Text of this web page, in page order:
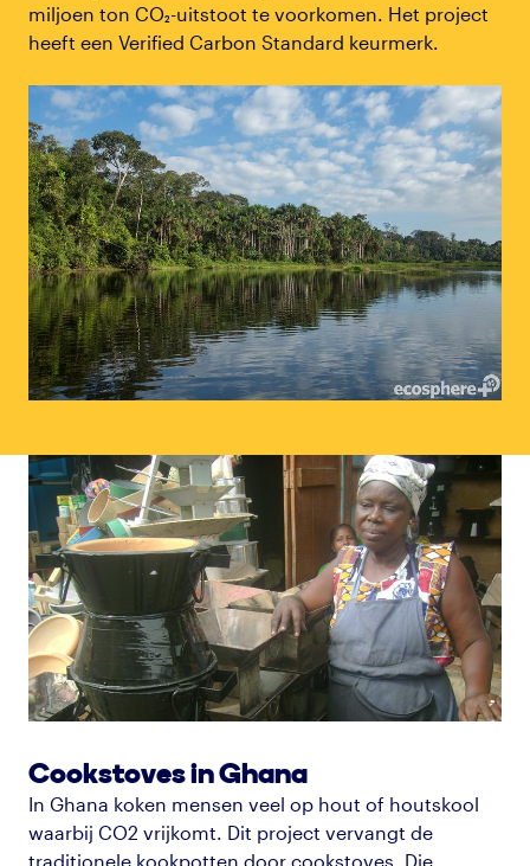
miljoen ton CO₂-uitstoot te voorkomen. Het project
heeft een Verified Carbon Standard keurmerk.
Cookstoves in Ghana
In Ghana koken mensen veel op hout of houtskool
waarbij CO2 vrijkomt. Dit project vervangt de
traditionele kookpotten door cookstoves . Die